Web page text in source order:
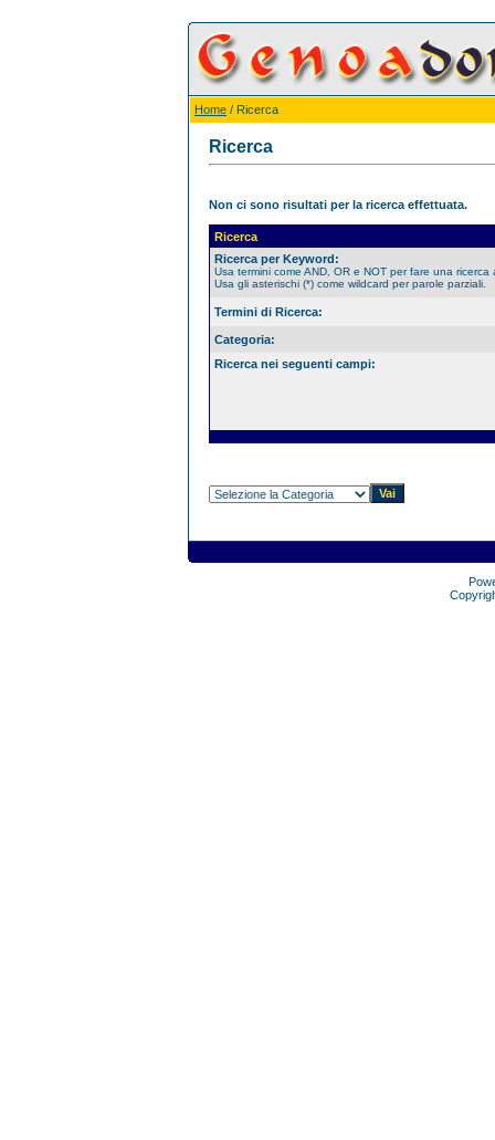
Home / Ricerca
Ricerca
Non ci sono risultati per la ricerca effettuata.
Ricerca
Ricerca per Keyword:
Usa termini come AND, OR e NOT per fare una ricerca
Usa gli asterischi (*) come wildcard per parole parziali.
Termini di Ricerca:
Categoria:
Ricerca nei seguenti campi: